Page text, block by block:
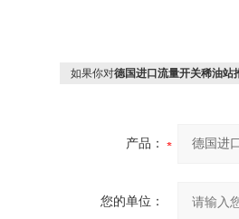
如果你对德国进口流量开关稀油站
产品：
您的单位：